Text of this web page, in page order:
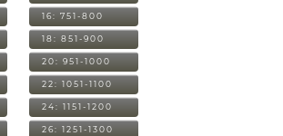
16: 751-800
18: 851-900
20: 951-1000
22: 1051-1100
24: 1151-1200
26: 1251-1300